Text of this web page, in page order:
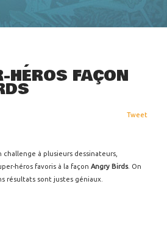
HÉROS FAÇON
Tweet
challenge à plusieurs dessinateurs,
héros favoris à la façon Angry Birds. On
résultats sont justes géniaux.